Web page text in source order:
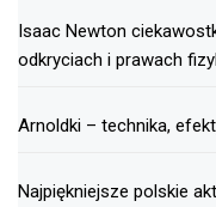
Isaac Newton
odkryciach i prawach
Arnoldki – technika,
Najpiękniejsze polskie